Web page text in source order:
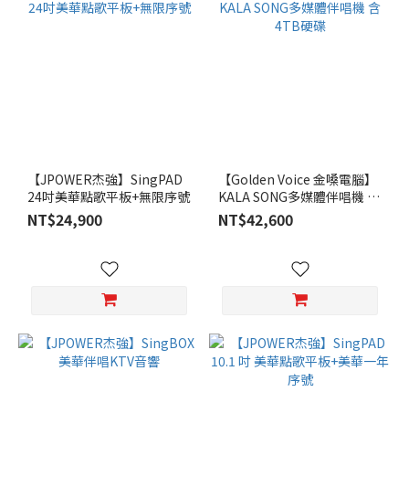
【JPOWER杰強】SingPAD
24吋美華點歌平板+無限序號
NT$24,900
【Golden Voice 金嗓電腦】
KALA SONG多媒體伴唱機 含
4TB硬碟
NT$42,600